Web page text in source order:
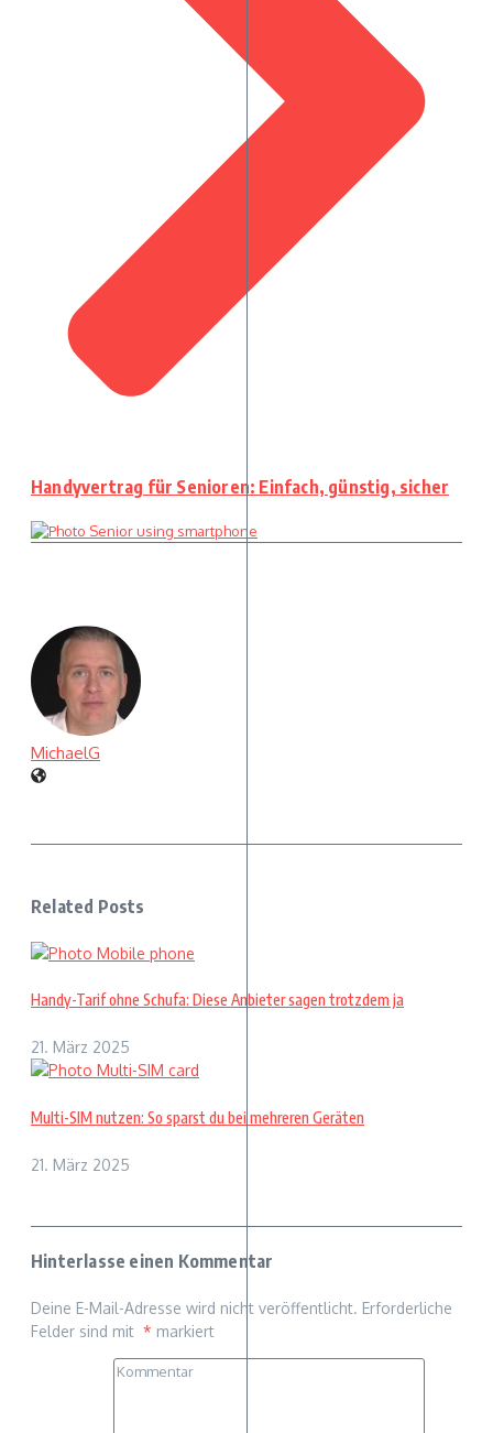
Handyvertrag für Senioren: Einfach, günstig, sicher
MichaelG
Related Posts
Handy-Tarif ohne Schufa: Diese Anbieter sagen trotzdem ja
21. März 2025
Multi-SIM nutzen: So sparst du bei mehreren Geräten
21. März 2025
Hinterlasse einen Kommentar
Deine E-Mail-Adresse wird nicht veröffentlicht. Erforderliche
Felder sind mit * markiert